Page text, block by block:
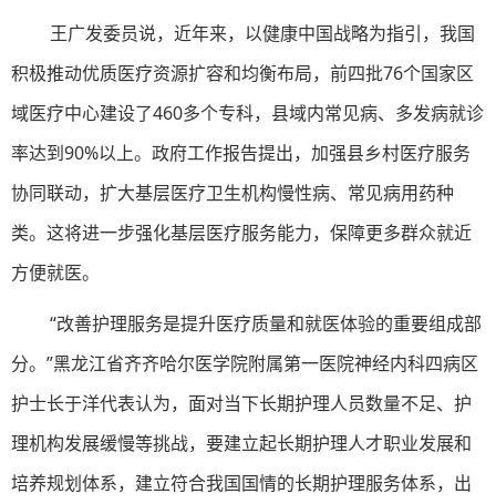
王广发委员说，近年来，以健康中国战略为指引，我国
积极推动优质医疗资源扩容和均衡布局，前四批76个国家区
域医疗中心建设了460多个专科，县域内常见病、多发病就诊
率达到90%以上。政府工作报告提出，加强县乡村医疗服务
协同联动，扩大基层医疗卫生机构慢性病、常见病用药种
类。这将进一步强化基层医疗服务能力，保障更多群众就近
方便就医。
“改善护理服务是提升医疗质量和就医体验的重要组成部
分。”黑龙江省齐齐哈尔医学院附属第一医院神经内科四病区
护士长于洋代表认为，面对当下长期护理人员数量不足、护
理机构发展缓慢等挑战，要建立起长期护理人才职业发展和
培养规划体系，建立符合我国国情的长期护理服务体系，出